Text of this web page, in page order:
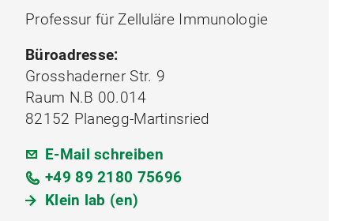
Professur für Zelluläre Immunologie
Büroadresse:
Grosshaderner Str. 9
Raum N.B 00.014
82152 Planegg-Martinsried
E-Mail schreiben
+49 89 2180 75696
Klein lab (en)